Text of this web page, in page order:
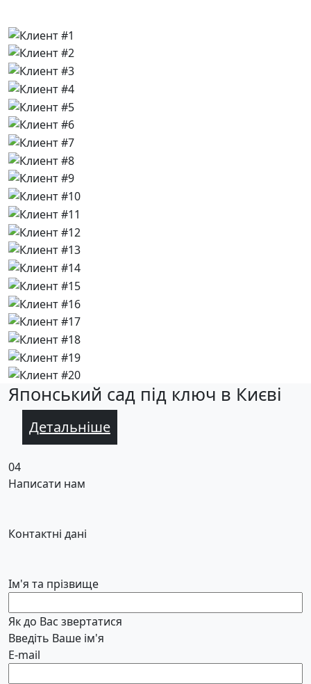
Японський сад під ключ в Києві
Детальніше
04
Написати нам
Контактні дані
Ім'я та прізвище
Як до Вас звертатися
Введіть Ваше ім'я
E-mail